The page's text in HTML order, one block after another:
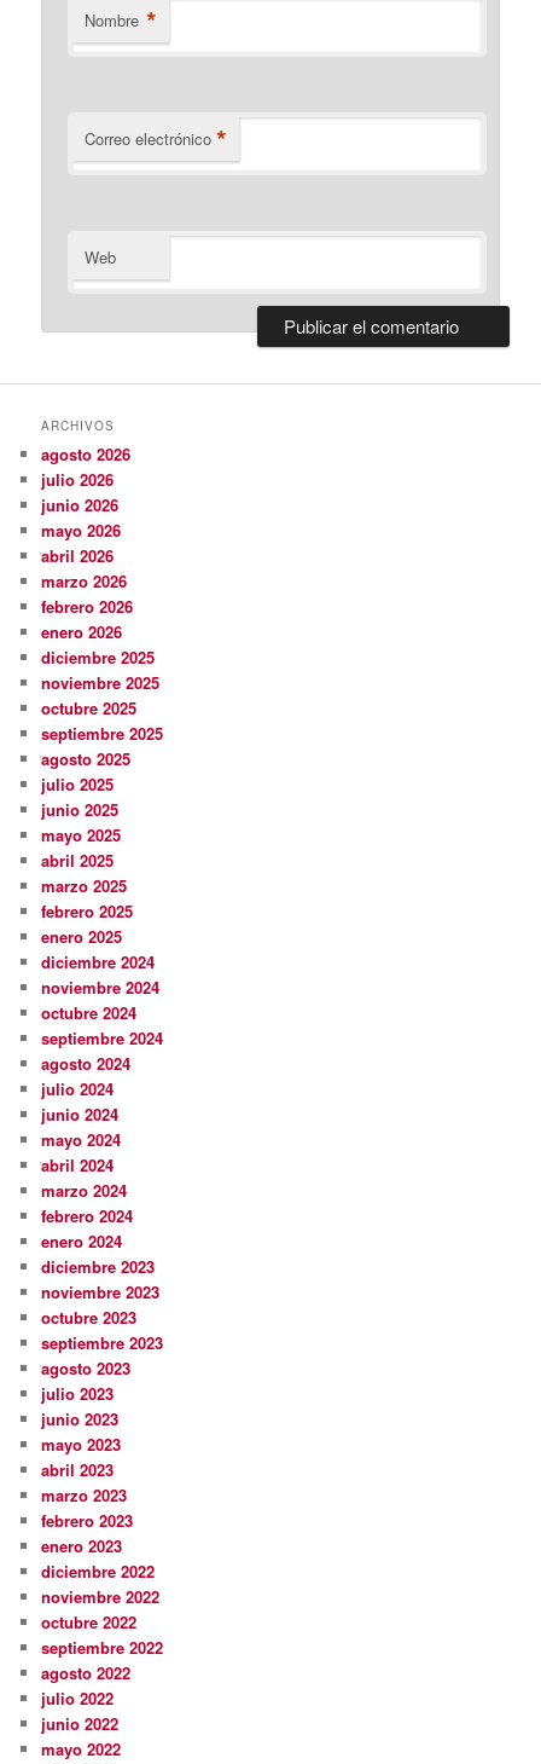
Nombre *
Correo electrónico *
Web
ARCHIVOS
agosto 2026
julio 2026
junio 2026
mayo 2026
abril 2026
marzo 2026
febrero 2026
enero 2026
diciembre 2025
noviembre 2025
octubre 2025
septiembre 2025
agosto 2025
julio 2025
junio 2025
mayo 2025
abril 2025
marzo 2025
febrero 2025
enero 2025
diciembre 2024
noviembre 2024
octubre 2024
septiembre 2024
agosto 2024
julio 2024
junio 2024
mayo 2024
abril 2024
marzo 2024
febrero 2024
enero 2024
diciembre 2023
noviembre 2023
octubre 2023
septiembre 2023
agosto 2023
julio 2023
junio 2023
mayo 2023
abril 2023
marzo 2023
febrero 2023
enero 2023
diciembre 2022
noviembre 2022
octubre 2022
septiembre 2022
agosto 2022
julio 2022
junio 2022
mayo 2022